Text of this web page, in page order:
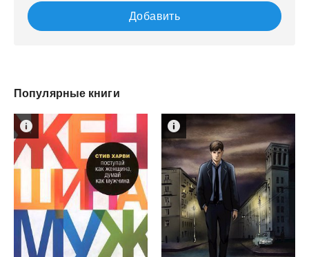
Добавить
Популярные книги